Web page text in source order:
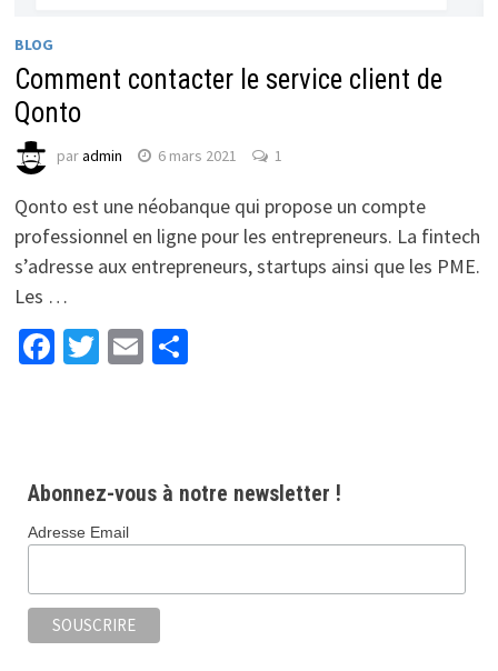
BLOG
Comment contacter le service client de
Qonto
paradmin 6 mars 2021 1
Qonto est une néobanque qui propose un compte
professionnel en ligne pour les entrepreneurs. La fintech
s’adresse aux entrepreneurs, startups ainsi que les PME.
Les …
Facebook
Twitter
EmailPartager
Abonnez-vous à notre newsletter !
Adresse Email